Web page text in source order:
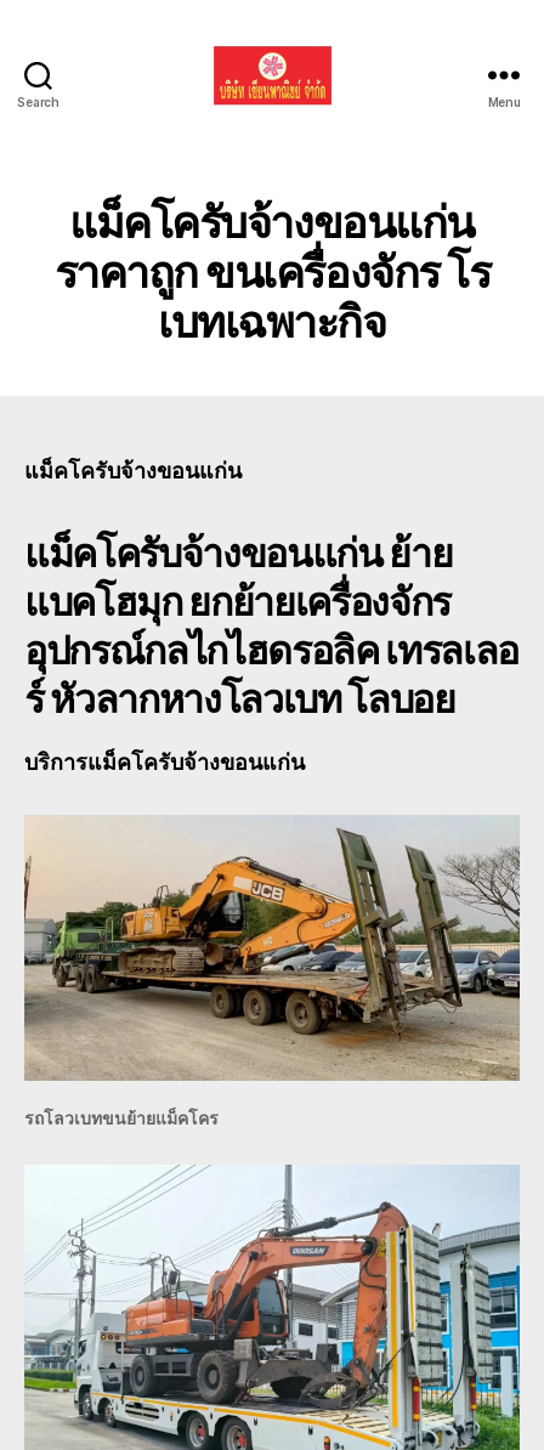
Search
รถ
แบค
โฮ
ทั่ว
ประเทศ.com
Menu
แม็คโครับจ้างขอนแก่น
ราคาถูก ขนเครื่องจักร โร
เบทเฉพาะกิจ
แม็คโครับจ้างขอนแก่น
แม็คโครับจ้างขอนแก่นย้าย
แบคโฮมุก ยกย้ายเครื่องจักร
อุปกรณ์กลไกไฮดรอลิค เทรลเลอ
ร์ หัวลากหางโลวเบท โลบอย
บริการแม็คโครับจ้างขอนแก่น
รถโลวเบทขนย้ายแม็คโคร